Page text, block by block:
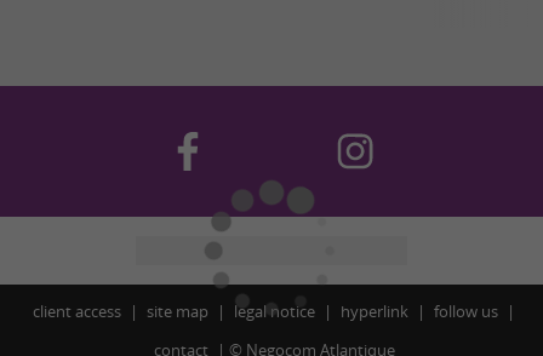
client access site map legal notice hyperlink
follow us
contact
© Negocom Atlantique